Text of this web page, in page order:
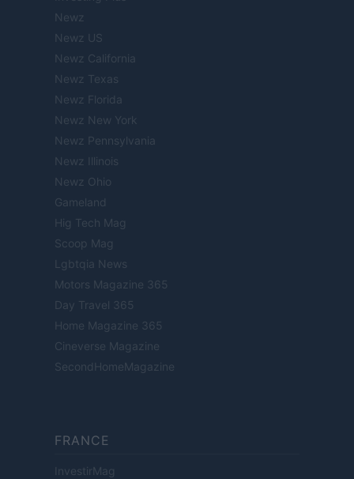
Newz
Newz US
Newz California
Newz Texas
Newz Florida
Newz New York
Newz Pennsylvania
Newz Illinois
Newz Ohio
Gameland
Hig Tech Mag
Scoop Mag
Lgbtqia News
Motors Magazine 365
Day Travel 365
Home Magazine 365
Cineverse Magazine
SecondHomeMagazine
FRANCE
InvestirMag